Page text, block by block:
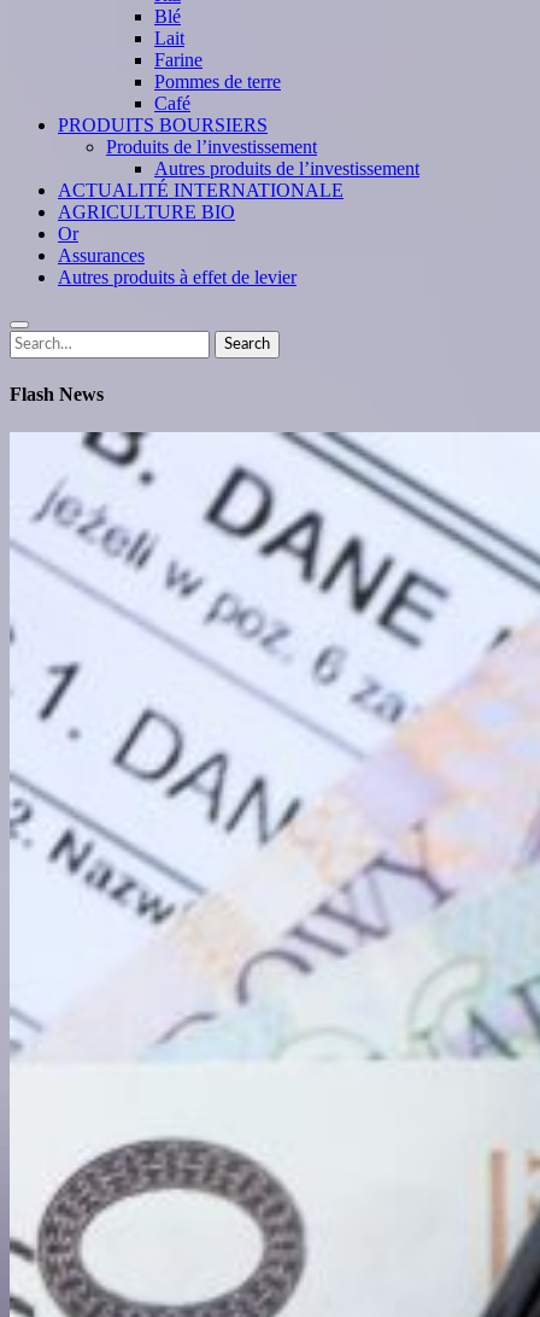
Blé
Lait
Farine
Pommes de terre
Café
PRODUITS BOURSIERS
Produits de l’investissement
Autres produits de l’investissement
ACTUALITÉ INTERNATIONALE
AGRICULTURE BIO
Or
Assurances
Autres produits à effet de levier
Search
for:
Search
Flash News